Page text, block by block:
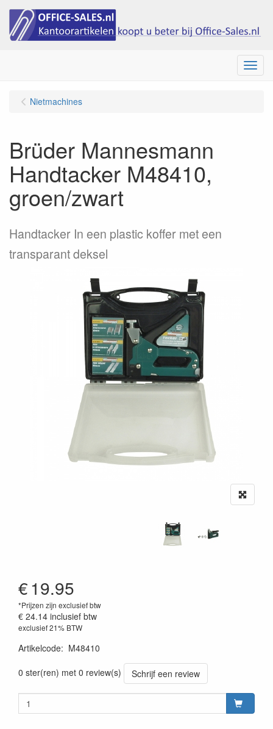
Menu
Nietmachines
Brüder Mannesmann
Handtacker M48410,
groen/zwart
Handtacker In een plastic koffer met een
transparant deksel
€19.95
*Prijzen zijn exclusief btw
€ 24.14 inclusief btw
exclusief 21% BTW
Artikelcode: M48410
0 ster(ren) met 0 review(s)
Schrijf een review